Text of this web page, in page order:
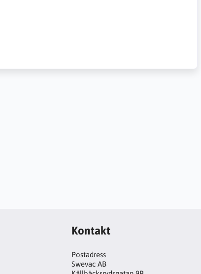
Kontakt
Postadress
Swevac AB